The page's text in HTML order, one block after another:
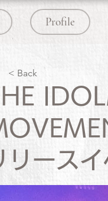
Profile
< Back
リース